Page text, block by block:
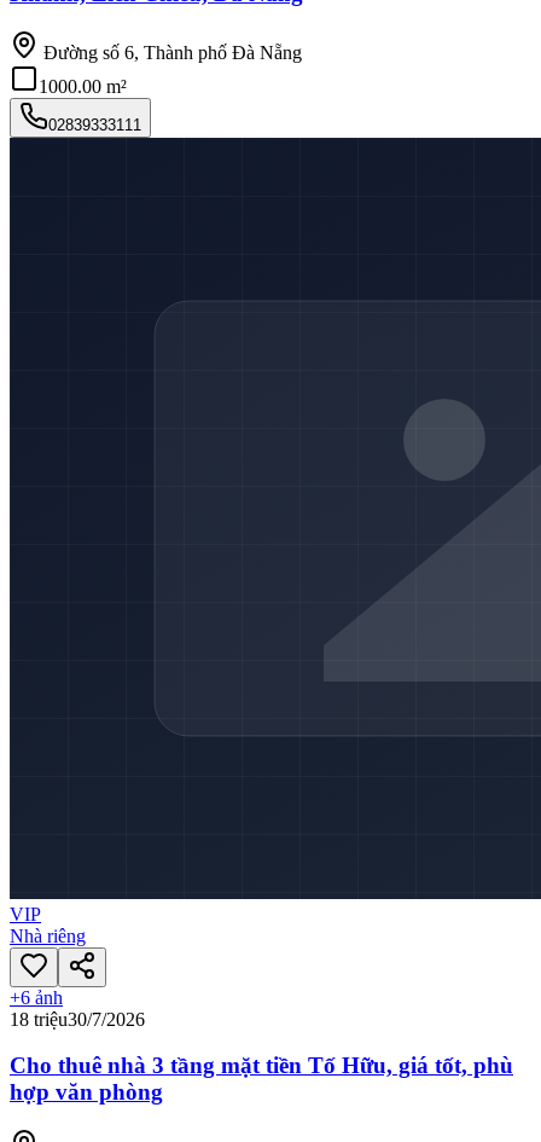
Đường số 6, Thành phố Đà Nẵng
1000.00 m²
02839333111
VIP
Nhà riêng
+6 ảnh
18 triệu30/7/2026
Cho thuê nhà 3 tầng mặt tiền Tố Hữu, giá tốt, phù
hợp văn phòng